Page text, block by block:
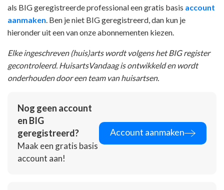
als BIG geregistreerde professional een gratis basis account
aanmaken . Ben je niet BIG geregistreerd, dan kun je
hieronder uit een van onze abonnementen kiezen.
Elke ingeschreven (huis)arts wordt volgens het BIG register
gecontroleerd. HuisartsVandaag is ontwikkeld en wordt
onderhouden door een team van huisartsen.
Nog geen account
en BIG
geregistreerd?
Maak een gratis basis
account aan!
Account aanmaken